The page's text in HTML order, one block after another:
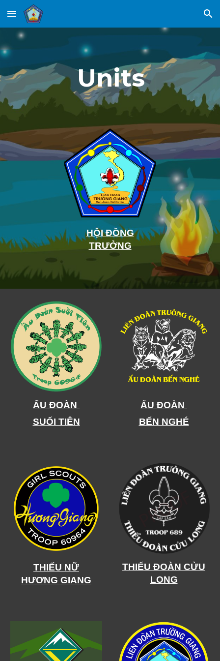
Skip to main content Skip to navigation
Units
HỘI ĐỒNG
TRƯỞNG
ẤU ĐOÀN
SUỐI TIÊN
ẤU ĐOÀN
BẾN NGHÉ
THIẾU NỮ
HƯƠNG GIANG
THIẾU ĐOÀN CỬU
LONG